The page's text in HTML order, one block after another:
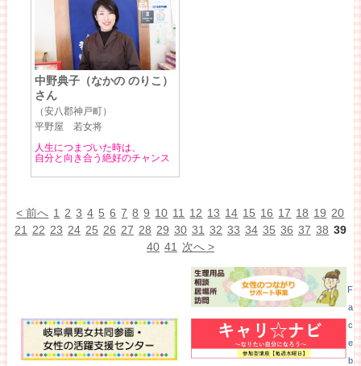
中野典子（なかの のりこ）
さん
（安八郡神戸町）
平野屋 若女将
人生につまづいた時は、
自分と向き合う絶好のチャンス
< 前へ 1 2 3 4 5 6 7 8 9 10 11 12 13 14 15 16 17 18 19 20
21
22 23 24 25 26 27 28 29 30 31 32 33 34 35 36 37 38 39
40 41 次へ >
F
a
c
e
b